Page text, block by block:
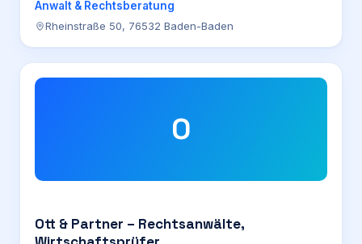
Anwalt & Rechtsberatung
Rheinstraße 50, 76532 Baden-Baden
O
Ott & Partner – Rechtsanwälte,